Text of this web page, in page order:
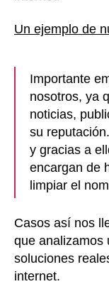
Un ejemplo de
Importante
nosotros, ya
noticias,
su
y gracias a
encargan de
limpiar el
Casos así nos
que analizamos
soluciones
internet.